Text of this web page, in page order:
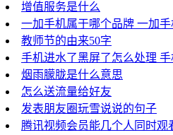
增值服务是什么
一加手机属于哪个品牌 一加
教师节的由来50字
手机进水了黑屏了怎么处理
烟雨朦胧是什么意思
怎么送流量给好友
发表朋友圈玩雪说说的句子
腾讯视频会员能几个人同时观